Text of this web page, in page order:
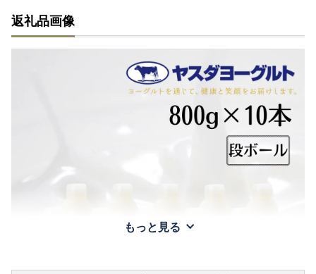
返礼品画像
もっと見る